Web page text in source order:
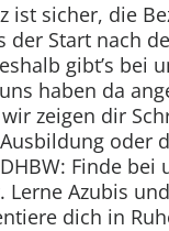
ist sicher, die
der Start nach
gibt’s bei
haben da
zeigen dir
oder
Finde bei
Lerne Azubis
dich in